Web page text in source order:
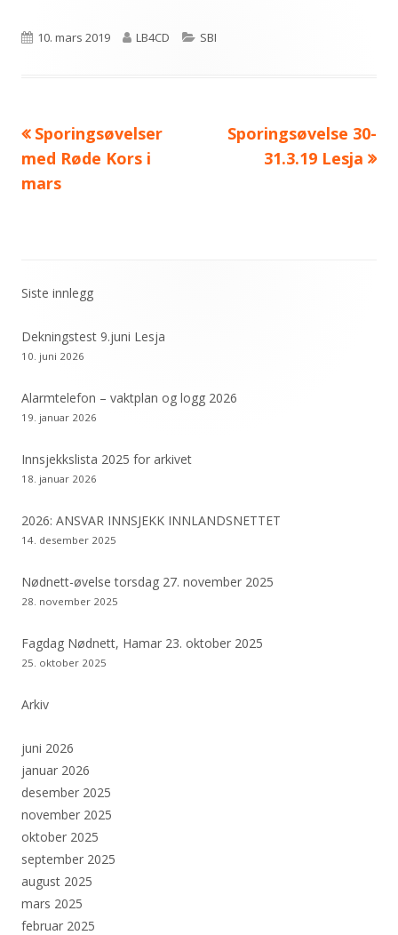
Publisert
10. mars 2019 Forfatter
LB4CD Kategorier
SBI
Innleggsnavigasjon
Forrige
artikkel:
Sporingsøvelser
med Røde Kors i
mars
Neste
artikkel:
Sporingsøvelse 30-
31.3.19 Lesja
Primær
sidekolonne
Siste innlegg
Dekningstest 9.juni Lesja
10. juni 2026
Alarmtelefon – vaktplan og logg 2026
19. januar 2026
Innsjekkslista 2025 for arkivet
18. januar 2026
2026: ANSVAR INNSJEKK INNLANDSNETTET
14. desember 2025
Nødnett-øvelse torsdag 27. november 2025
28. november 2025
Fagdag Nødnett, Hamar 23. oktober 2025
25. oktober 2025
Arkiv
juni 2026
januar 2026
desember 2025
november 2025
oktober 2025
september 2025
august 2025
mars 2025
februar 2025